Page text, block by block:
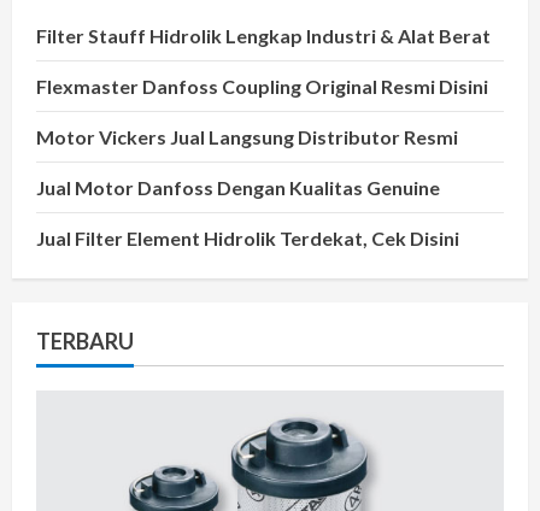
Filter Stauff Hidrolik Lengkap Industri & Alat Berat
Flexmaster Danfoss Coupling Original Resmi Disini
Motor Vickers Jual Langsung Distributor Resmi
Jual Motor Danfoss Dengan Kualitas Genuine
Jual Filter Element Hidrolik Terdekat, Cek Disini
TERBARU